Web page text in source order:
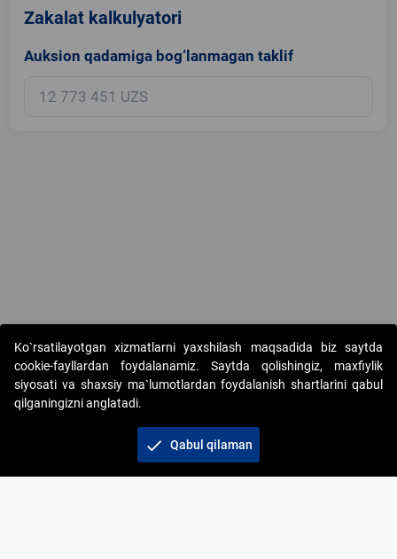
Zakalat kalkulyatori
Auksion qadamiga bog‘lanmagan taklif
Copyright © 2017-2026. "Elektron onlayn-auksionlarni tashkil etish"
AJ. Barcha huquqlar himoyalangan
+998 71 202-21-11
Ko`rsatilayotgan xizmatlarni yaxshilash maqsadida biz saytda
cookie-fayllardan foydalanamiz. Saytda qolishingiz, maxfiylik
siyosati va shaxsiy ma`lumotlardan foydalanish shartlarini qabul
qilganingizni anglatadi.
check Qabul qilaman